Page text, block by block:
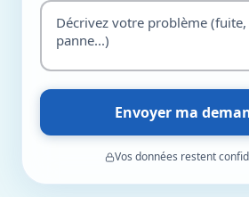
Envoyer ma
Vos données restent